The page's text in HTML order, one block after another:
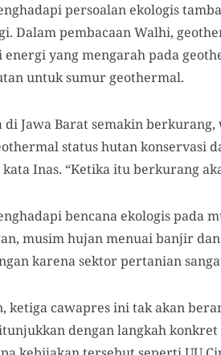
persoalan ekologis
Dalam pembacaan Walhi,
energi yang mengarah pada
untuk sumur geothermal.
Jawa Barat semakin
status hutan
Inas. “Ketika itu berkurang
bencana ekologis pada
musim hujan menuai banjir
karena sektor pertanian
ketiga cawapres ini tak akan
dengan langkah